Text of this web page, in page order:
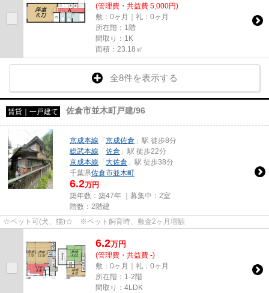
(管理費・共益費 5,000円)
敷：0ヶ月｜礼：0ヶ月
所在階：1階
間取り：1K
面積：23.18㎡
全8件を表示する
賃貸｜一戸建て 佐倉市並木町戸建/96
京成本線 「京成佐倉 」駅 徒歩8分
総武本線 「佐倉 」駅 徒歩22分
京成本線 「大佐倉 」駅 徒歩38分
千葉県佐倉市並木町
6.2万円
築年数：築47年 ｜募集中： 2室
階数：2階建
☆ペット可(犬、猫)☆ ※ペット飼育時、敷金2ヶ月増額
6.2万円
(管理費・共益費 -)
敷：0ヶ月｜礼：0ヶ月
所在階：1-2階
間取り：4LDK